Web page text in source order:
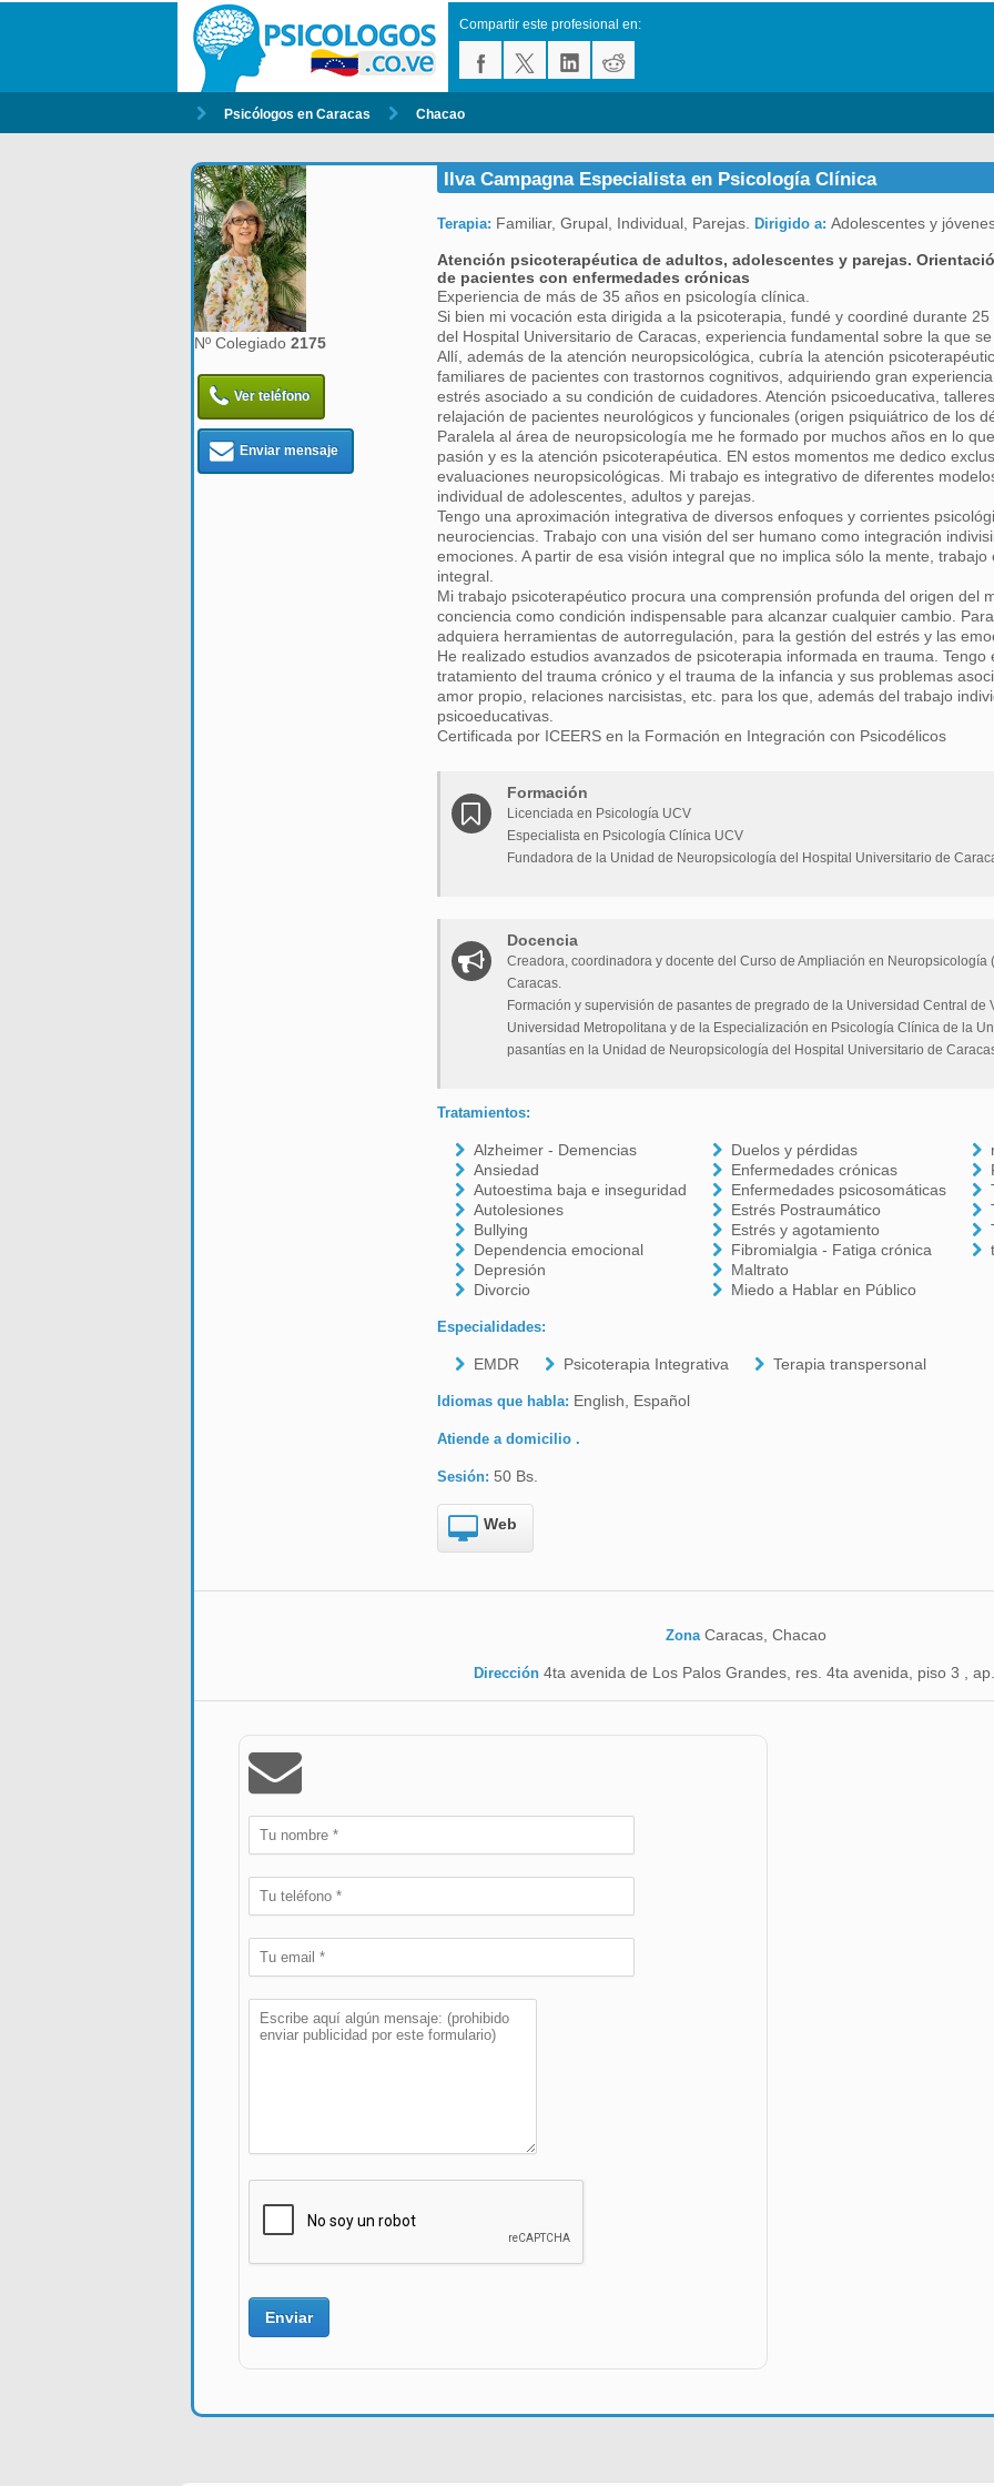
Compartir este profesional en:
Psicólogos en Caracas Chacao
Nº Colegiado 2175
Ver teléfono
Enviar mensaje
Ilva Campagna Especialista en Psicología Clínica
Terapia: Familiar, Grupal, Individual, Parejas. Dirigido a: Adolescentes y
Atención psicoterapéutica de adultos, adolescentes y parejas.
de pacientes con enfermedades crónicas
Experiencia de más de 35 años en psicología clínica.
Si bien mi vocación esta dirigida a la psicoterapia, fundé y coordiné durante
del Hospital Universitario de Caracas, experiencia fundamental sobre la que
Allí, además de la atención neuropsicológica, cubría la atención
familiares de pacientes con trastornos cognitivos, adquiriendo gran
estrés asociado a su condición de cuidadores. Atención psicoeducativa,
relajación de pacientes neurológicos y funcionales (origen psiquiátrico de los
Paralela al área de neuropsicología me he formado por muchos años en lo
pasión y es la atención psicoterapéutica. EN estos momentos me dedico
evaluaciones neuropsicológicas. Mi trabajo es integrativo de diferentes
individual de adolescentes, adultos y parejas.
Tengo una aproximación integrativa de diversos enfoques y corrientes
neurociencias. Trabajo con una visión del ser humano como integración
emociones. A partir de esa visión integral que no implica sólo la mente,
integral.
Mi trabajo psicoterapéutico procura una comprensión profunda del origen del
conciencia como condición indispensable para alcanzar cualquier cambio.
adquiera herramientas de autorregulación, para la gestión del estrés y las
He realizado estudios avanzados de psicoterapia informada en trauma.
tratamiento del trauma crónico y el trauma de la infancia y sus problemas
amor propio, relaciones narcisistas, etc. para los que, además del trabajo
psicoeducativas.
Certificada por ICEERS en la Formación en Integración con Psicodélicos
Formación
Licenciada en Psicología UCV
Especialista en Psicología Clínica UCV
Fundadora de la Unidad de Neuropsicología del Hospital Universitario de
Docencia
Creadora, coordinadora y docente del Curso de Ampliación en
Caracas.
Formación y supervisión de pasantes de pregrado de la Universidad Central de
Universidad Metropolitana y de la Especialización en Psicología Clínica de la
pasantías en la Unidad de Neuropsicología del Hospital Universitario de
Tratamientos:
Alzheimer - Demencias
Ansiedad
Autoestima baja e inseguridad
Autolesiones
Bullying
Dependencia emocional
Depresión
Divorcio
Duelos y pérdidas
Enfermedades crónicas
Enfermedades psicosomáticas
Estrés Postraumático
Estrés y agotamiento
Fibromialgia - Fatiga crónica
Maltrato
Miedo a Hablar en Público
Especialidades:
EMDR Psicoterapia Integrativa Terapia transpersonal
Idiomas que habla: English, Español
Atiende a domicilio .
Sesión: 50 Bs.
Web
Zona Caracas, Chacao
Dirección 4ta avenida de Los Palos Grandes, res. 4ta avenida, piso 3 ,